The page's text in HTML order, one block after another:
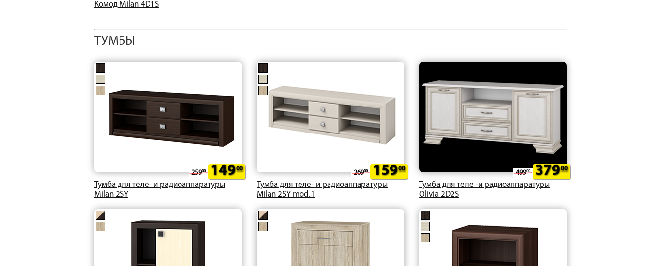
Комод Milan 4D1S
ТУМБЫ
Тумба для теле- и радиоаппаратуры
Milan 2SY
25900 14900
Тумба для теле- и радиоаппаратуры
Milan 2SY mod.1
26900 15900
Тумба для теле -и радиоаппаратуры
Olivia 2D2S
49900 37900